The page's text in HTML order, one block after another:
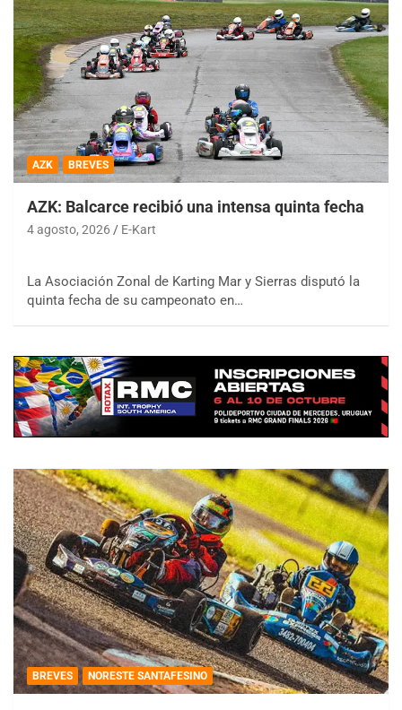
AZK BREVES
AZK: Balcarce recibió una intensa quinta fecha
4 agosto, 2026 E-Kart
La Asociación Zonal de Karting Mar y Sierras disputó la
quinta fecha de su campeonato en…
BREVES NORESTE SANTAFESINO